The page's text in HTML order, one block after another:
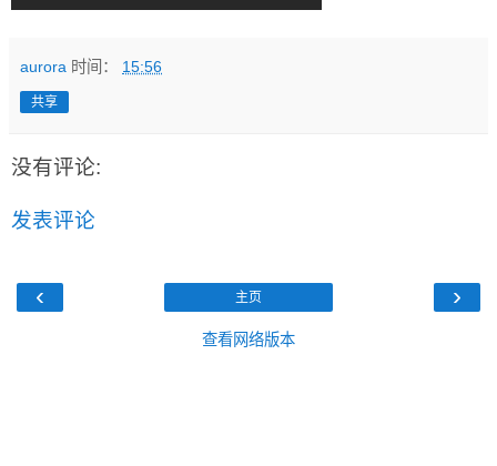
aurora 时间： 15:56
共享
没有评论:
发表评论
‹ ›
主页
查看网络版本